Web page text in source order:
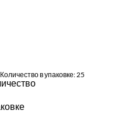
Количество в упаковке: 25